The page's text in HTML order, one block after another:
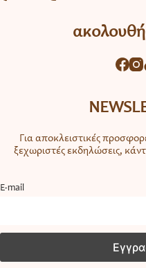
Για αποκλειστικές
ξεχωριστές εκδηλώσεις,
Ε-mail